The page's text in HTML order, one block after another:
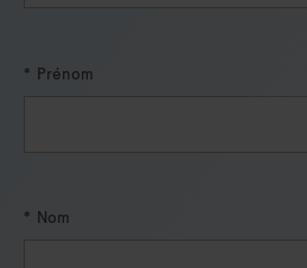
* Prénom
* Nom